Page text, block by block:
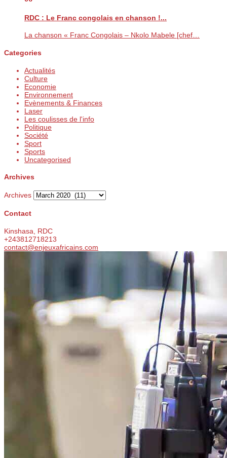
RDC : Le Franc congolais en chanson !...
La chanson « Franc Congolais – Nkolo Mabele [chef…
Categories
Actualités
Culture
Economie
Environnement
Evènements & Finances
Laser
Les coulisses de l'info
Politique
Société
Sport
Sports
Uncategorised
Archives
Archives
Contact
Kinshasa, RDC
+243812718213
contact@enjeuxafricains.com